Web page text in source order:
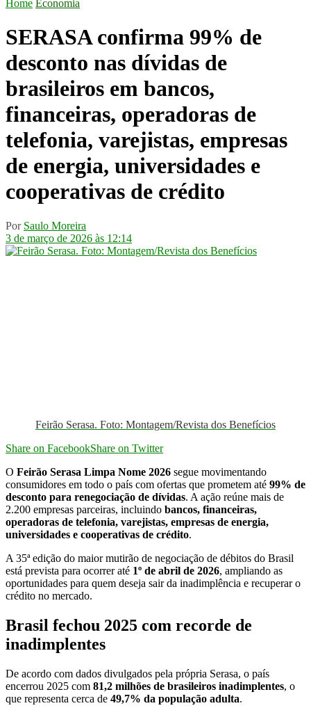
Home Economia
SERASA confirma 99% de
desconto nas dívidas de
brasileiros em bancos,
financeiras, operadoras de
telefonia, varejistas, empresas
de energia, universidades e
cooperativas de crédito
Por Saulo Moreira
3 de março de 2026 às 12:14
Feirão Serasa. Foto: Montagem/Revista dos Benefícios
Share on FacebookShare on Twitter
O Feirão Serasa Limpa Nome 2026 segue movimentando
consumidores em todo o país com ofertas que prometem até 99% de
desconto para renegociação de dívidas. A ação reúne mais de
2.200 empresas parceiras, incluindo bancos, financeiras,
operadoras de telefonia, varejistas, empresas de energia,
universidades e cooperativas de crédito.
A 35ª edição do maior mutirão de negociação de débitos do Brasil
está prevista para ocorrer até 1º de abril de 2026, ampliando as
oportunidades para quem deseja sair da inadimplência e recuperar o
crédito no mercado.
Brasil fechou 2025 com recorde de
inadimplentes
De acordo com dados divulgados pela própria Serasa, o país
encerrou 2025 com 81,2 milhões de brasileiros inadimplentes, o
que representa cerca de 49,7% da população adulta.